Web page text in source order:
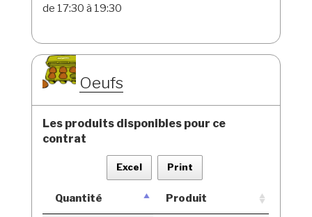
de 17:30 à 19:30
Oeufs
Les produits disponibles pour ce
contrat
Excel Print
Quantité Produit